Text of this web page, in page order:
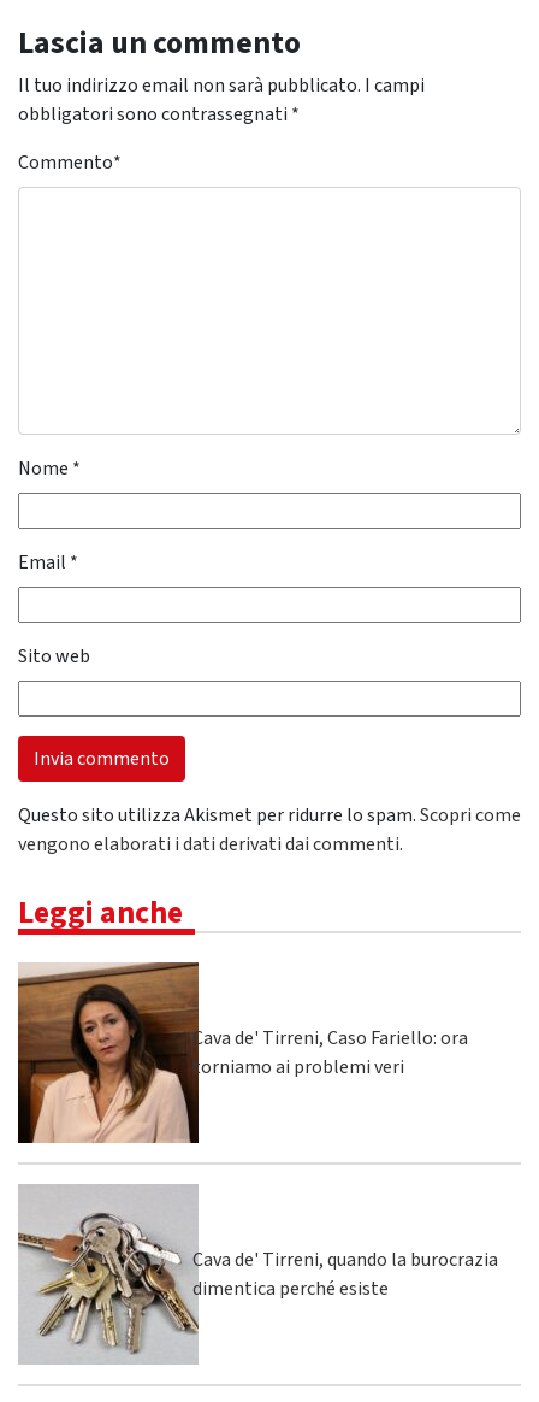
Lascia un commento
Il tuo indirizzo email non sarà pubblicato. I campi
obbligatori sono contrassegnati *
Commento*
Nome *
Email *
Sito web
Questo sito utilizza Akismet per ridurre lo spam.Scopri come
vengono elaborati i dati derivati dai commenti.
Leggi anche
Cava de' Tirreni, Caso Fariello: ora
torniamo ai problemi veri
Cava de' Tirreni, quando la burocrazia
dimentica perché esiste